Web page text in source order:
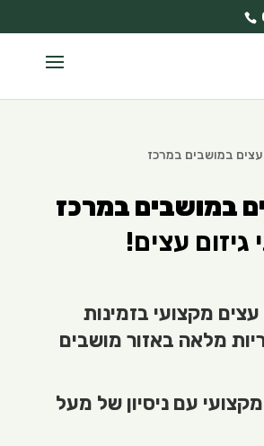
עצים במושבים במרכז
במושבים במרכז
גיזום עצים!
עצים מקצועי בזמינות
מלאה באזור מושבים
מקצועי עם ניסיון של מעל